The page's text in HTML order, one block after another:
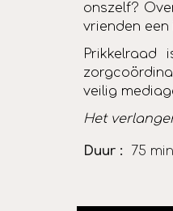
onszelf?
vrienden
Prikkelraad
veilig
Het
Duur : 75